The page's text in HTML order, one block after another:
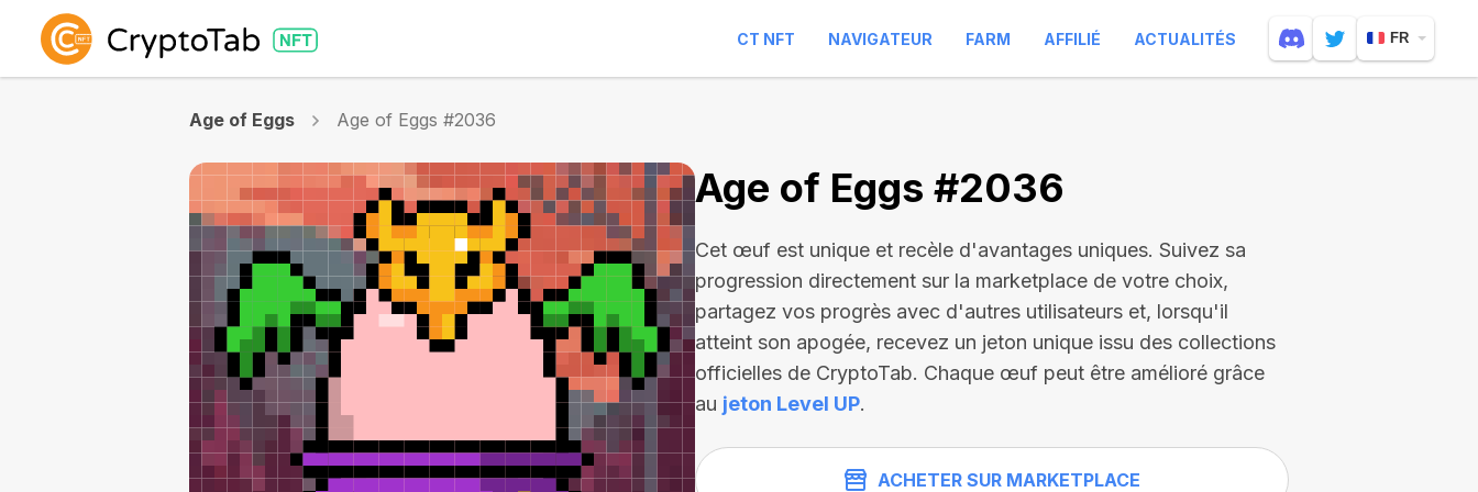
CT NFT NAVIGATEUR FARM AFFILIÉ ACTUALITÉS FR
Age of Eggs Age of Eggs #2036
Age of Eggs #2036
Cet œuf est unique et recèle d'avantages uniques. Suivez sa
progression directement sur la marketplace de votre choix,
partagez vos progrès avec d'autres utilisateurs et, lorsqu'il
atteint son apogée, recevez un jeton unique issu des collections
officielles de CryptoTab. Chaque œuf peut être amélioré grâce
au jeton Level UP.
ACHETER SUR MARKETPLACE